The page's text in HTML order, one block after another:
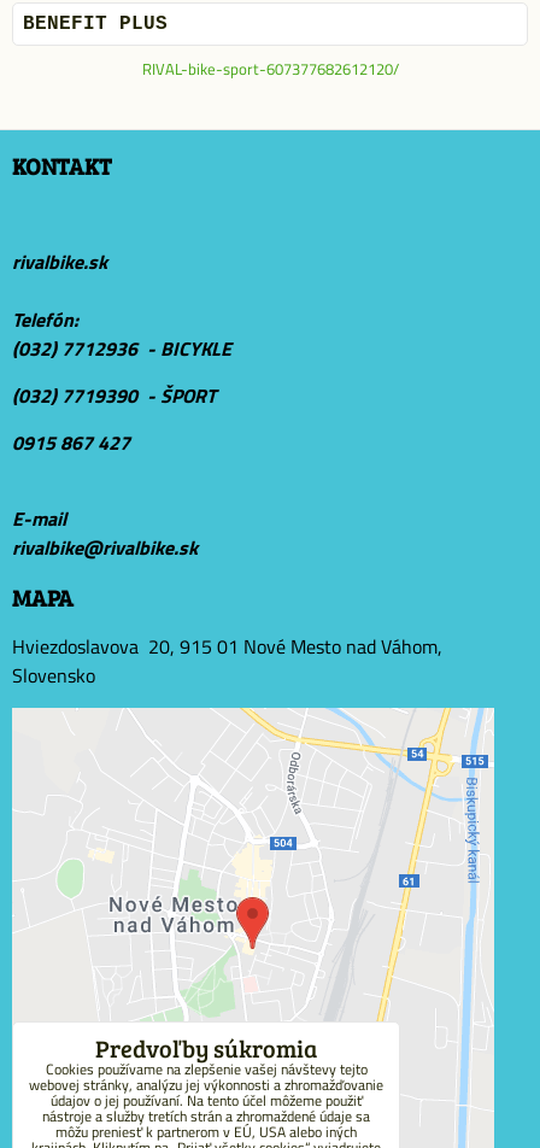
BENEFIT PLUS
RIVAL-bike-sport-607377682612120/
KONTAKT
rivalbike.sk
Telefón:
(032) 7712936 - BICYKLE
(032) 7719390 - ŠPORT
0915 867 427
E-mail
rivalbike@rivalbike.sk
MAPA
Hviezdoslavova 20, 915 01 Nové Mesto nad Váhom,
Slovensko
Externý obsah je blokovaný Voľbami súkromia
Prajete si načítať externý obsah?
Povoliť tentokrát
Povoliť a zapamätať - súhlas s druhom cookie:
Funkčné
Otvoriť obsah v novom okne
Predvoľby súkromia
Cookies používame na zlepšenie vašej návštevy tejto
webovej stránky, analýzu jej výkonnosti a zhromažďovanie
údajov o jej používaní. Na tento účel môžeme použiť
nástroje a služby tretích strán a zhromaždené údaje sa
môžu preniesť k partnerom v EÚ, USA alebo iných